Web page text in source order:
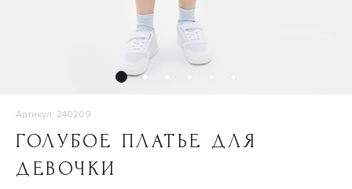
Артикул: 240209
ГОЛУБОЕ ПЛАТЬЕ ДЛЯ
ДЕВОЧКИ